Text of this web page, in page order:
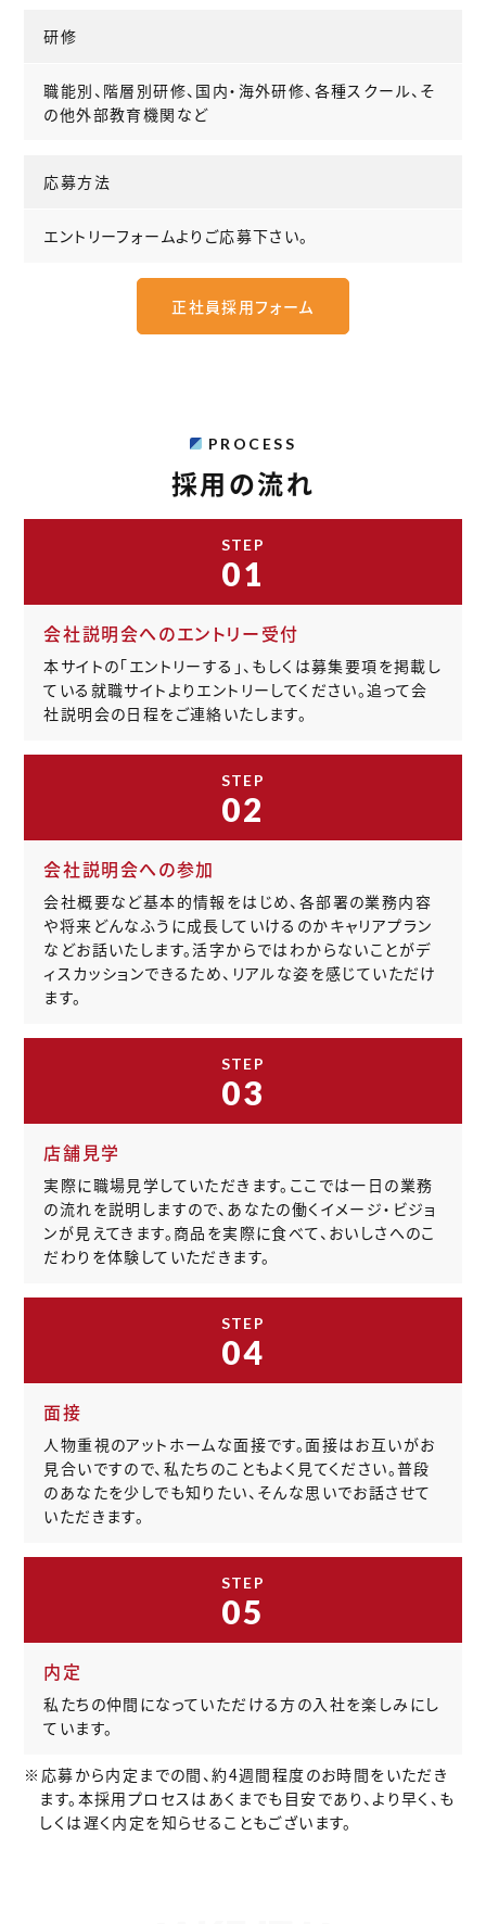
研修
職能別、階層別研修、国内・海外研修、各種スクール、そ
の他外部教育機関など
応募方法
エントリーフォームよりご応募下さい。
正社員採用フォーム
PROCESS
採用の流れ
STEP
01
会社説明会へのエントリー受付
本サイトの「エントリーする」、もしくは募集要項を掲載し
ている就職サイトよりエントリーしてください。追って会
社説明会の日程をご連絡いたします。
STEP
02
会社説明会への参加
会社概要など基本的情報をはじめ、各部署の業務内容
や将来どんなふうに成長していけるのかキャリアプラン
などお話いたします。活字からではわからないことがデ
ィスカッションできるため、リアルな姿を感じていただけ
ます。
STEP
03
店舗見学
実際に職場見学していただきます。ここでは一日の業務
の流れを説明しますので、あなたの働くイメージ・ビジョ
ンが見えてきます。商品を実際に食べて、おいしさへのこ
だわりを体験していただきます。
STEP
04
面接
人物重視のアットホームな面接です。面接はお互いがお
見合いですので、私たちのこともよく見てください。普段
のあなたを少しでも知りたい、そんな思いでお話させて
いただきます。
STEP
05
内定
私たちの仲間になっていただける方の入社を楽しみにし
ています。
※応募から内定までの間、約4週間程度のお時間をいただき
ます。本採用プロセスはあくまでも目安であり、より早く、も
しくは遅く内定を知らせることもございます。